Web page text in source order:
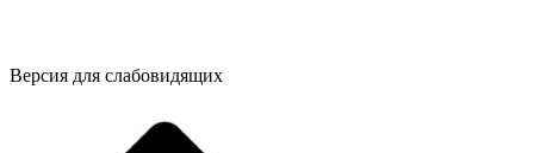
Версия для слабовидящих